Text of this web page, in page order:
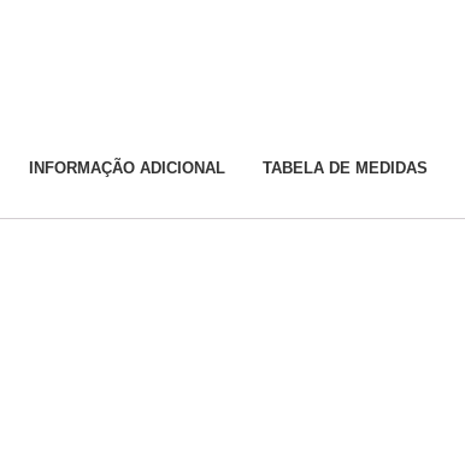
INFORMAÇÃO ADICIONAL TABELA DE MEDIDAS